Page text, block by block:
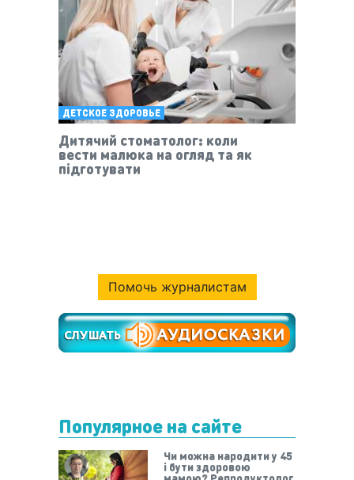
ДЕТСКОЕ ЗДОРОВЬЕ
Дитячий стоматолог: коли
вести малюка на огляд та як
підготувати
Помочь журналистам
Популярное на сайте
Чи можна народити у 45
і бути здоровою